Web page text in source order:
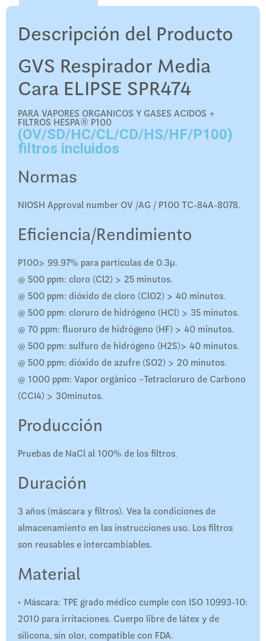
Descripción del Producto
GVS Respirador Media
Cara ELIPSE SPR474
PARA VAPORES ORGANICOS Y GASES ACIDOS +
FILTROS HESPA® P100
(OV/SD/HC/CL/CD/HS/HF/P100)
filtros incluidos
Normas
NIOSH Approval number OV /AG / P100 TC-84A-8078.
Eficiencia/Rendimiento
P100> 99.97% para partículas de 0.3μ.
@ 500 ppm: cloro (Cl2) > 25 minutos.
@ 500 ppm: dióxido de cloro (ClO2) > 40 minutos.
@ 500 ppm: cloruro de hidrógeno (HCl) > 35 minutos.
@ 70 ppm: fluoruro de hidrógeno (HF) > 40 minutos.
@ 500 ppm: sulfuro de hidrógeno (H2S)> 40 minutos.
@ 500 ppm: dióxido de azufre (SO2) > 20 minutos.
@ 1000 ppm: Vapor orgánico –Tetracloruro de Carbono
(CCI4) > 30minutos.
Producción
Pruebas de NaCl al 100% de los filtros.
Duración
3 años (máscara y filtros). Vea la condiciones de
almacenamiento en las instrucciones uso. Los filtros
son reusables e intercambiables.
Material
• Máscara: TPE grado médico cumple con ISO 10993-10:
2010 para irritaciones. Cuerpo libre de látex y de
silicona, sin olor, compatible con FDA.